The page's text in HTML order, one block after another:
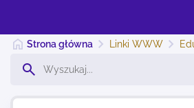
Strona główna Linki WWW